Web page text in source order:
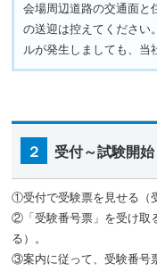
会場周辺道路の交通面と
の送迎は控えてください
ルが発生しましても、当
２ 受付～試験開
①受付で受験票を見せる（
②「受験番号票」を受け取
る）。
③案内に従って、受験番号